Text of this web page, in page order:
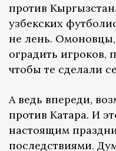
против
узбекских
не лень.
оградить игроков,
чтобы те сделали
А ведь впереди,
против Катара. И
настоящим
последствиями.